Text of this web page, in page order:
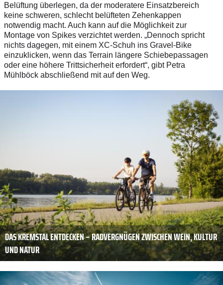
Belüftung überlegen, da der moderatere Einsatzbereich
keine schweren, schlecht belüfteten Zehenkappen
notwendig macht. Auch kann auf die Möglichkeit zur
Montage von Spikes verzichtet werden. „Dennoch spricht
nichts dagegen, mit einem XC-Schuh ins Gravel-Bike
einzuklicken, wenn das Terrain längere Schiebepassagen
oder eine höhere Trittsicherheit erfordert“, gibt Petra
Mühlböck abschließend mit auf den Weg.
DAS KREMSTAL ENTDECKEN – RADVERGNÜGEN ZWISCHEN WEIN, KULTUR
UND NATUR